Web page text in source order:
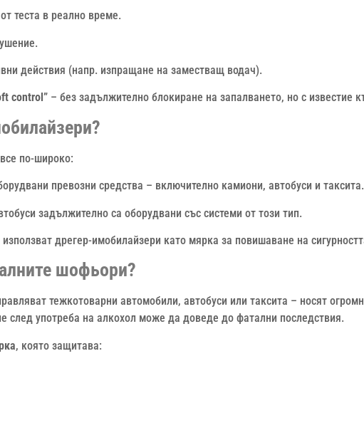
теста в реално време.
действия (напр. изпращане на заместващ водач).
control” – без задължително блокиране на запалването, но с известие
по-широко:
превозни средства – включително камиони, автобуси и таксита.
задължително са оборудвани със системи от този тип.
дрегер-имобилайзери като мярка за повишаване на
шофьори?
тежкотоварни автомобили, автобуси или таксита – носят
след употреба на алкохол може да доведе до фатални последствия.
, която защитава: